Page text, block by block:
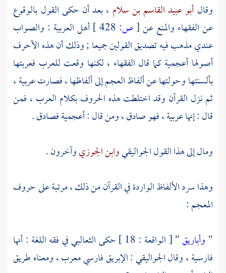
وقال أبو عبيد القاسم بن سلام ، بعد أن حكى القول بالوقوع
عن الفقهاء والمنع عن[ص:
أهل العربية : والصواب
عندي مذهب فيه تصديق القولين جميعا ; وذلك أن هذه الأحرف
أصولها أعجمية كما قال الفقهاء ، لكنها وقعت للعرب فعربتها
بألسنتها وحولتها عن ألفاظ العجم إلى ألفاظها ، فصارت عربية ،
ثم نزل القرآن وقد اختلطت هذه الحروف بكلام العرب ، فمن
قال : إنها عربية ، فهو صادق ، ومن قال : أعجمية فصادق .
ومال إلى هذا القولالجواليقيوابن الجوزيوآخرون .
وهذا سرد الألفاظ الواردة في القرآن من ذلك ، مرتبة على حروف
المعجم :
" وأباريق" [ الواقعة : 18 ] حكى الثعالبيفي فقه اللغة : أنها
فارسية ، وقالالجواليقي: الإبريق فارسي معرب ، ومعناه طريق